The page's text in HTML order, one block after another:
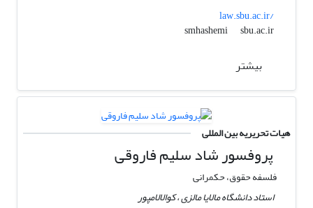
law.sbu.ac.ir/
smhashemi
sbu.ac.ir
بیشتر
هیات تحریریه بین المللی
پروفسور شاد سلیم فاروقی
فلسفه حقوق، حکمرانی
استاد دانشگاه مالایا مالزی ، کوالالامپور